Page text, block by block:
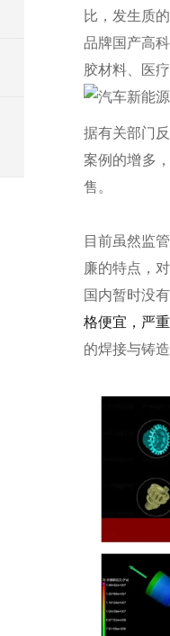
比，发生质
品牌国产高
胶材料、医
据有关部门
案例的增多
售。
目前虽然监
廉的特点，
国内暂时没
格便宜，严
的焊接与铸